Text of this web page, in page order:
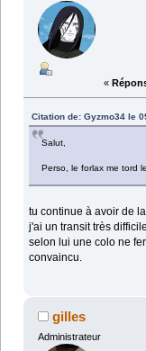
«
Citation de: Gyzmo34 le
Salut,
Perso, le forlax me tord
tu continue à avoir de
j'ai un transit très
selon lui une colo ne
convaincu.
gilles
Administrateur